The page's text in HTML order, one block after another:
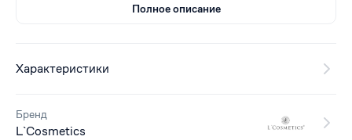
Полное описание
Характеристики
Бренд
L`Cosmetics